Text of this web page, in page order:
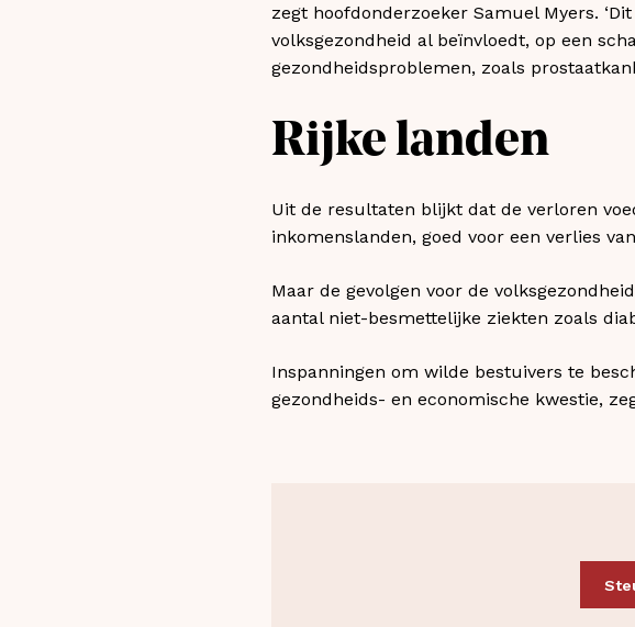
zegt hoofdonderzoeker Samuel Myers.
volksgezondheid al beïnvloedt, op een
gezondheidsproblemen, zoals
Rijke landen
Uit de resultaten blijkt dat de verloren
inkomenslanden, goed voor een verlies
Maar de gevolgen voor de
aantal niet-besmettelijke ziekten zoals
Inspanningen om wilde bestuivers te
gezondheids- en economische kwestie,